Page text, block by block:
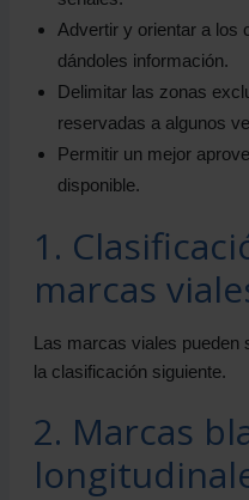
6. Marcas de otros
6.1 Marca amarilla
6.2 Marca amarilla
6.4 Cuadrícula de
6.5 Marcas azules
6.6 Damero (Marcas
Advertir y orientar a los
dándoles información.
Delimitar las zonas
reservadas a algunos
Permitir un mejor
disponible.
1.
marcas
Las marcas viales pueden
la clasificación siguiente.
2. Marcas